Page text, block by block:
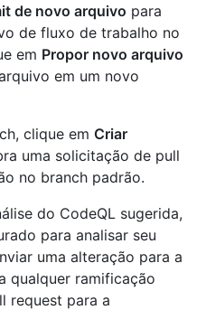
de novo arquivo para
de fluxo de trabalho no
em Propor novo arquivo
em um novo
clique em Criar
uma solicitação de pull
no branch padrão.
do CodeQL sugerida,
para analisar seu
uma alteração para a
qualquer ramificação
request para a